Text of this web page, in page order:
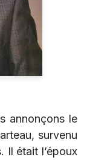
annonçons le
survenu
Il était l’époux